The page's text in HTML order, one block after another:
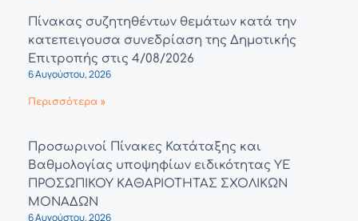
Πίνακας συζητηθέντων θεμάτων κατά την
κατεπειγουσα συνεδρίαση της Δημοτικής
Επιτροπής στις 4/08/2026
6 Αυγούστου, 2026
Περισσότερα »
Προσωρινοί Πίνακες Κατάταξης και
Βαθμολογίας υποψηφίων ειδικότητας ΥΕ
ΠΡΟΣΩΠΙΚΟΥ ΚΑΘΑΡΙΟΤΗΤΑΣ ΣΧΟΛΙΚΩΝ
ΜΟΝΑΔΩΝ
6 Αυγούστου, 2026